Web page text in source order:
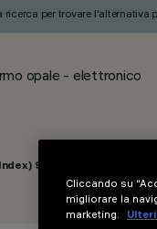
per trovare l'alternativa
opale - elettronico
95
Cliccando su
migliorare la
marketing.